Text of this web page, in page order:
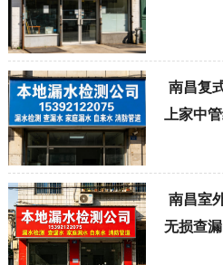
南昌复
上家中
南昌室
无损查漏